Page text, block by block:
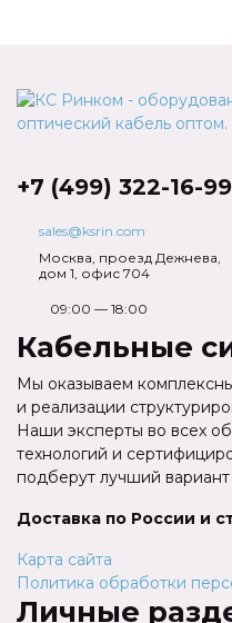
+7 (499) 322-16-99
sales@ksrin.com
Москва, проезд Дежнева,
дом 1, офис 704
09:00 — 18:00
Кабельные
Мы оказываем
и реализации
Наши эксперты во всех
технологий и
подберут лучший
Доставка по России и
Карта сайта
Политика обработки
Личные